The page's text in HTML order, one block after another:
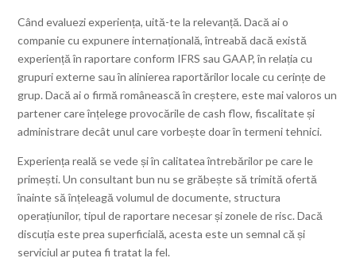
Când evaluezi experiența, uită-te la relevanță. Dacă ai o
companie cu expunere internațională, întreabă dacă există
experiență în raportare conform IFRS sau GAAP, în relația cu
grupuri externe sau în alinierea raportărilor locale cu cerințe de
grup. Dacă ai o firmă românească în creștere, este mai valoros un
partener care înțelege provocările de cash flow, fiscalitate și
administrare decât unul care vorbește doar în termeni tehnici.
Experiența reală se vede și în calitatea întrebărilor pe care le
primești. Un consultant bun nu se grăbește să trimită ofertă
înainte să înțeleagă volumul de documente, structura
operațiunilor, tipul de raportare necesar și zonele de risc. Dacă
discuția este prea superficială, acesta este un semnal că și
serviciul ar putea fi tratat la fel.